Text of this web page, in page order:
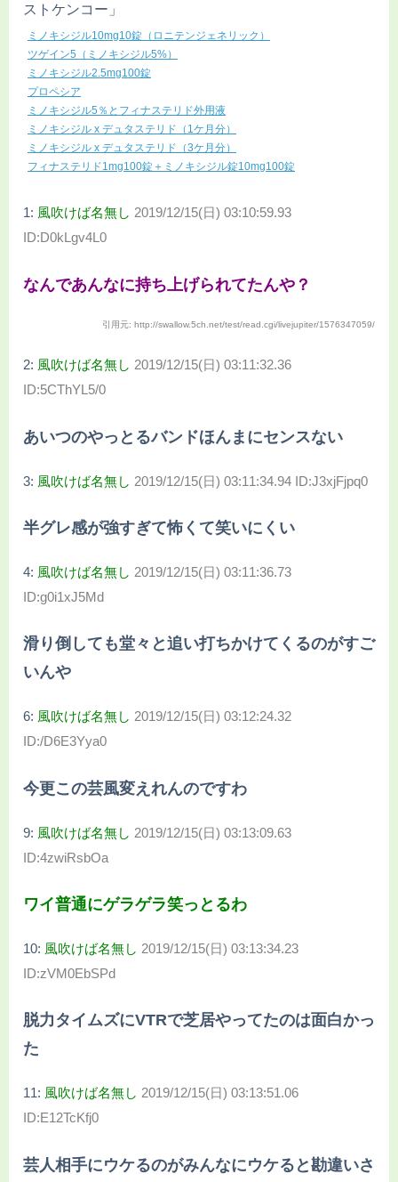
ストケンコー」
ミノキシジル10mg10錠（ロニテンジェネリック）
ツゲイン5（ミノキシジル5%）
ミノキシジル2.5mg100錠
プロペシア
ミノキシジル5％とフィナステリド外用液
ミノキシジル x デュタステリド（1ケ月分）
ミノキシジル x デュタステリド（3ケ月分）
フィナステリド1mg100錠＋ミノキシジル錠10mg100錠
1: 風吹けば名無し 2019/12/15(日) 03:10:59.93
ID:D0kLgv4L0
なんであんなに持ち上げられてたんや？
引用元: http://swallow.5ch.net/test/read.cgi/livejupiter/1576347059/
2: 風吹けば名無し 2019/12/15(日) 03:11:32.36
ID:5CThYL5/0
あいつのやっとるバンドほんまにセンスない
3: 風吹けば名無し 2019/12/15(日) 03:11:34.94 ID:J3xjFjpq0
半グレ感が強すぎて怖くて笑いにくい
4: 風吹けば名無し 2019/12/15(日) 03:11:36.73
ID:g0i1xJ5Md
滑り倒しても堂々と追い打ちかけてくるのがすご
いんや
6: 風吹けば名無し 2019/12/15(日) 03:12:24.32
ID:/D6E3Yya0
今更この芸風変えれんのですわ
9: 風吹けば名無し 2019/12/15(日) 03:13:09.63
ID:4zwiRsbOa
ワイ普通にゲラゲラ笑っとるわ
10: 風吹けば名無し 2019/12/15(日) 03:13:34.23
ID:zVM0EbSPd
脱力タイムズにVTRで芝居やってたのは面白かっ
た
11: 風吹けば名無し 2019/12/15(日) 03:13:51.06
ID:E12TcKfj0
芸人相手にウケるのがみんなにウケると勘違いさ